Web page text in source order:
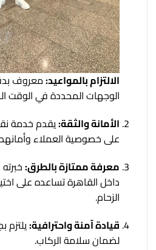
الالتزام بالمواعيد:معروف
الوجهات المحددة في الوقت
الأمانة والثقة:يقدم خدمة
على خصوصية العملاء
معرفة ممتازة بالطرق:
داخل القاهرة تساعده على
الزحام.
قيادة آمنة واحترافية:يلتزم
لضمان سلامة الركاب.